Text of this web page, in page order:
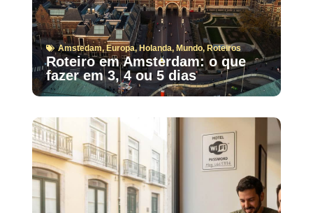
Amstedam,Europa,Holanda,Mundo, Roteiros
Roteiro em Amsterdam: o que
fazer em 3, 4 ou 5 dias